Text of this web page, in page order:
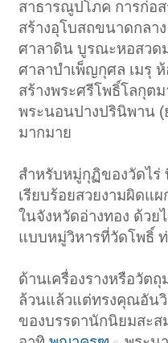
สาธารณูปโภค การก่อ
สร้างอุโบสถขนาดกลา
ศาลาดิน บูรณะหอสวด
ศาลาบำเพ็ญกุศล เมรุ
สร้างพระศรีโพธิ์โลกุต
พระนอนปางปรินิพาน (
มากมาย
สำหรับหมู่กุฏิของวัดไร่
เรียบร้อยสวยงามผิดแ
ในจังหวัดอ่างทอง ด้วย
แบบหมู่วิหารที่วัดโพธิ์ ท่
ด้านเครื่องรางหรือวัต
ล้วนแล้วแต่ทรงคุณอันวิ
ของบรรดานักนิยมสะส